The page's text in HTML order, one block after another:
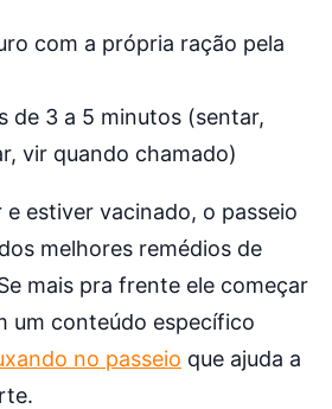
com a própria ração pela
de 3 a 5 minutos (sentar,
vir quando chamado)
estiver vacinado, o passeio
melhores remédios de
mais pra frente ele começar
um conteúdo específico
no passeio que ajuda a